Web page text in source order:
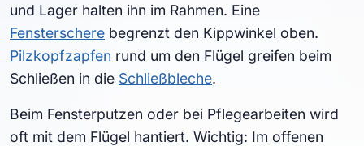
und Lager halten ihn im Rahmen. Eine
Fensterschere begrenzt den Kippwinkel oben.
Pilzkopfzapfen rund um den Flügel greifen beim
Schließen in die Schließbleche.
Beim Fensterputzen oder bei Pflegearbeiten wird
oft mit dem Flügel hantiert. Wichtig: Im offenen